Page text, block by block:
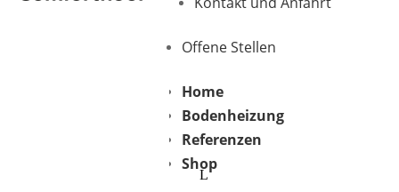
Offene Stellen
Home
Bodenheizung
Referenzen
Shop
CF Anschlusseinheit für
Temperaturhalteband HWTM
50.35inkl. MWST